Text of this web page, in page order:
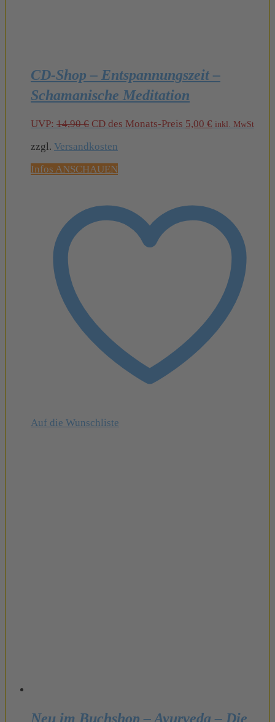
CD-Shop – Entspannungszeit –
Schamanische Meditation
UVP: 14,90€ Ursprünglicher
war:
CD des Monats-Preis 5,00 € Aktueller
inkl. MwSt
zzgl. Versandkosten
Infos ANSCHAUEN
Auf die Wunschliste
Neu im Buchshop – Ayurveda – Die